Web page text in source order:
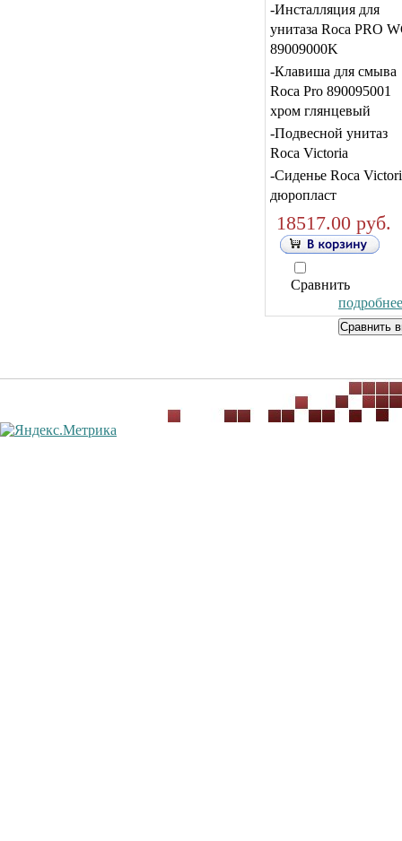
-Инсталляция для
унитаза Roca PRO
89009000K
-Клавиша для смыва
Roca Pro 890095001
хром глянцевый
-Подвесной унитаз
Roca Victoria
-Сиденье Roca
дюропласт
18517.00 руб.
Сравнить